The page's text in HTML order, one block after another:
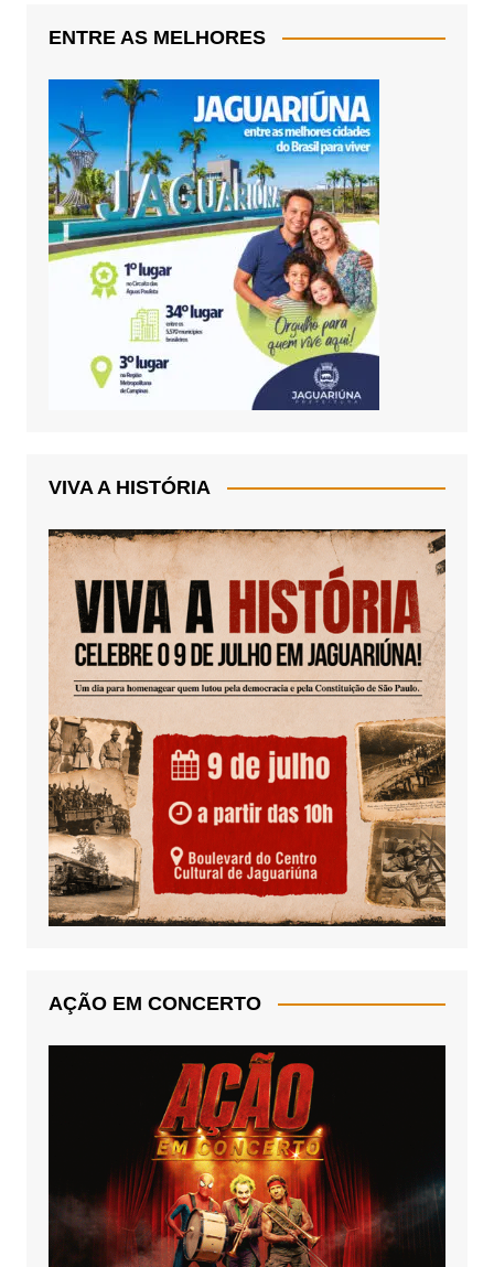
ENTRE AS MELHORES
VIVA A HISTÓRIA
AÇÃO EM CONCERTO